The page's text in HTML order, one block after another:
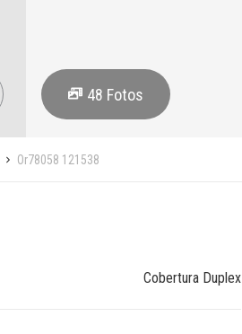
48 Fotos
Or78058 121538
Cobertura Duplex